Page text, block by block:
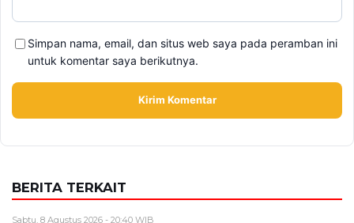
BERITA TERKAIT
Kabar Duka Lionel Messi, Sang Ayah Jorge Messi
189 Cm Dikontrak Dua Musim
Sabtu, 8 Agustus 2026 - 16:00 WIB